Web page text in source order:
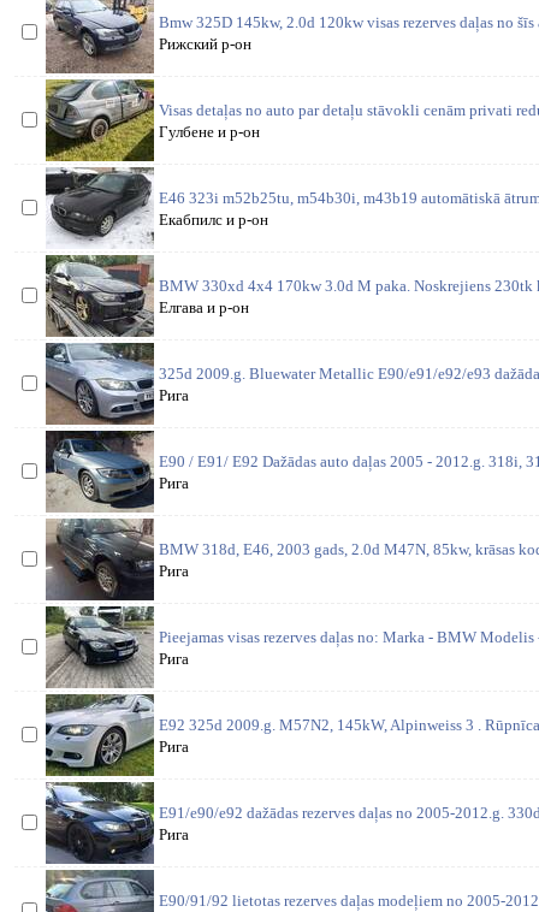
Bmw 325D 145kw, 2.0d 120kw visas rezerves daļas no šīs
Рижский р-он
Visas detaļas no auto par detaļu stāvokli cenām privati
Гулбене и р-он
E46 323i m52b25tu, m54b30i, m43b19 automātiskā
Екабпилс и р-он
BMW 330xd 4x4 170kw 3.0d M paka. Noskrejiens 230tk
Елгава и р-он
325d 2009.g. Bluewater Metallic E90/e91/e92/e93
Рига
E90 / E91/ E92 Dažādas auto daļas 2005 - 2012.g. 318i,
Рига
BMW 318d, E46, 2003 gads, 2.0d M47N, 85kw, krāsas
Рига
Pieejamas visas rezerves daļas no: Marka - BMW Modelis
Рига
E92 325d 2009.g. M57N2, 145kW, Alpinweiss 3 .
Рига
E91/e90/e92 dažādas rezerves daļas no 2005-2012.g.
Рига
E90/91/92 lietotas rezerves daļas modeļiem no 2005-